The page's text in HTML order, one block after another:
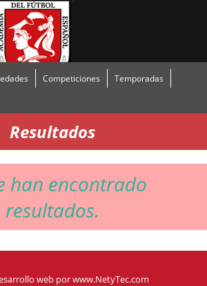
Competiciones
Temporadas
Resultados
han encontrado
resultados.
web porwww.NetyTec.com